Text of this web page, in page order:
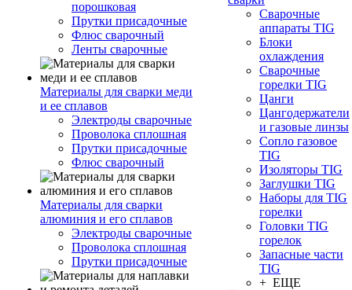
порошковая
Прутки присадочные
Флюс сварочный
Ленты сварочные
Материалы для сварки меди
и ее сплавов
Электроды сварочные
Проволока сплошная
Прутки присадочные
Флюс сварочный
Материалы для сварки
алюминия и его сплавов
Электроды сварочные
Проволока сплошная
Прутки присадочные
Сварочные
аппараты TIG
Блоки
охлаждения
Сварочные
горелки TIG
Цанги
Цангодержатели
и газовые линзы
Сопло газовое
TIG
Изоляторы TIG
Заглушки TIG
Наборы для TIG
горелки
Головки TIG
горелок
Запасные части
TIG
+ ЕЩЕ